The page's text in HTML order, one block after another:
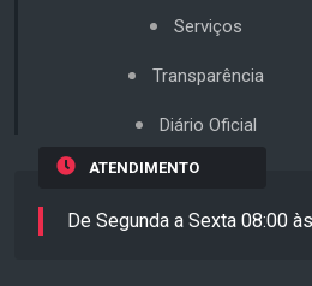
Serviços
Transparência
Diário Oficial
ATENDIMENTO
De Segunda a Sexta 08:00